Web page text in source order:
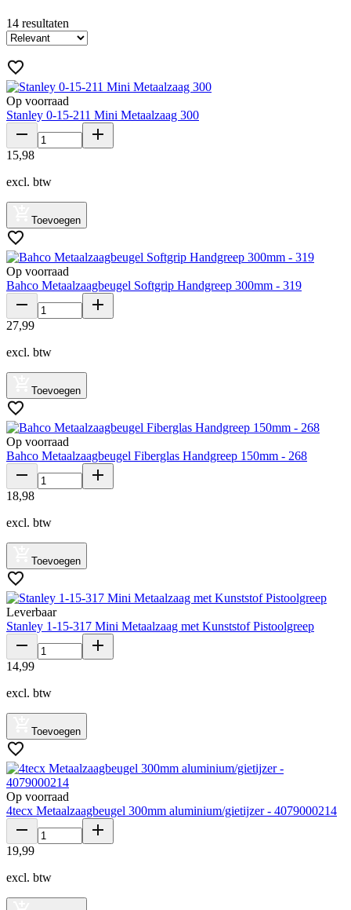
14 resultaten
Op voorraad
Stanley 0-15-211 Mini Metaalzaag 300
15,98
excl. btw
Toevoegen
Op voorraad
Bahco Metaalzaagbeugel Softgrip Handgreep 300mm - 319
27,99
excl. btw
Toevoegen
Op voorraad
Bahco Metaalzaagbeugel Fiberglas Handgreep 150mm - 268
18,98
excl. btw
Toevoegen
Leverbaar
Stanley 1-15-317 Mini Metaalzaag met Kunststof Pistoolgreep
14,99
excl. btw
Toevoegen
Op voorraad
4tecx Metaalzaagbeugel 300mm aluminium/gietijzer - 4079000214
19,99
excl. btw